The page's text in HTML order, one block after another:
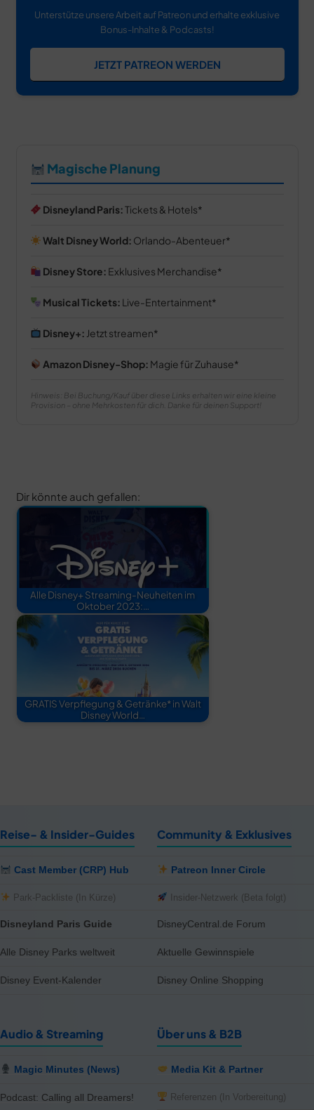
Unterstütze unsere Arbeit auf Patreon und erhalte exklusive
Bonus-Inhalte & Podcasts!
JETZT PATREON WERDEN
Magische Planung
Disneyland Paris:Tickets & Hotels
Walt Disney World: Orlando-Abenteuer
Disney Store: Exklusives Merchandise
Musical Tickets: Live-Entertainment
Disney+: Jetzt streamen
Amazon Disney-Shop: Magie für Zuhause
Hinweis: Bei Buchung/Kauf über diese Links erhalten wir eine kleine
Provision – ohne Mehrkosten für dich. Danke für deinen Support!
Dir könnte auch gefallen:
Alle Disney+ Streaming-Neuheiten im
Oktober 2023:…
GRATIS Verpflegung & Getränke* in Walt
Disney World…
Reise- & Insider-Guides
Cast Member (CRP) Hub
Park-Packliste (In Kürze)
Disneyland Paris Guide
Alle Disney Parks weltweit
Disney Event-Kalender
Community & Exklusives
Patreon Inner Circle
Insider-Netzwerk (Beta folgt)
DisneyCentral.de Forum
Aktuelle Gewinnspiele
Disney Online Shopping
Audio & Streaming
Magic Minutes (News)
Podcast: Calling all Dreamers!
Über uns & B2B
Media Kit & Partner
Referenzen (In Vorbereitung)